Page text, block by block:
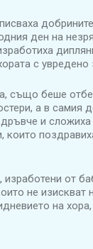
ден на
с увредено
също беше
а в самия
и
изработени от
не изискват
на